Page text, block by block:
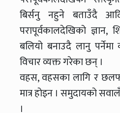
बिर्सनु नहुने बताउँदै
परापूर्वकालदेखिको
बलियो बनाउदै लानु
विचार व्यक्त गरेका छन् ।
वहस, वहसका लागि र
मात्र होइन । समुदायको
।